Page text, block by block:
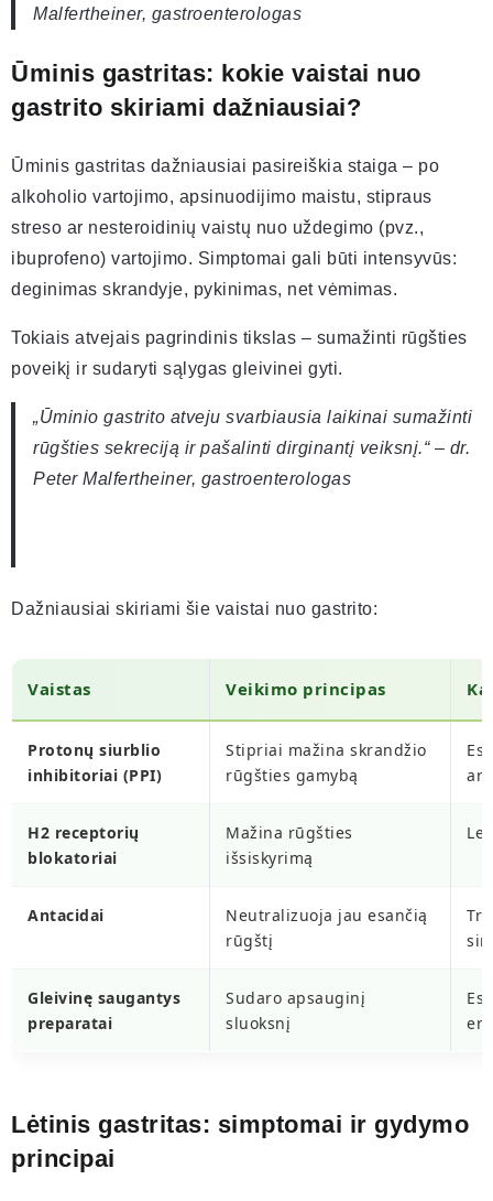
Malfertheiner, gastroenterologas
Ūminis gastritas: kokie vaistai nuo
gastrito skiriami dažniausiai?
Ūminis gastritas dažniausiai pasireiškia staiga – po
alkoholio vartojimo, apsinuodijimo maistu, stipraus
streso ar nesteroidinių vaistų nuo uždegimo (pvz.,
ibuprofeno) vartojimo. Simptomai gali būti intensyvūs:
deginimas skrandyje, pykinimas, net vėmimas.
Tokiais atvejais pagrindinis tikslas – sumažinti rūgšties
poveikį ir sudaryti sąlygas gleivinei gyti.
„Ūminio gastrito atveju svarbiausia laikinai sumažinti
rūgšties sekreciją ir pašalinti dirginantį veiksnį.“ – dr.
Peter Malfertheiner, gastroenterologas
Dažniausiai skiriami šie vaistai nuo gastrito:
Vaistas Veikimo principas
Protonų siurblio
inhibitoriai (PPI)
Stipriai mažina skrandžio
rūgšties gamybą
ar
H2 receptorių
blokatoriai
Mažina rūgšties
išsiskyrimą
Antacidai
Neutralizuoja jau esančią
rūgštį
Gleivinę saugantys
preparatai
Sudaro apsauginį
sluoksnį
Lėtinis gastritas: simptomai ir gydymo
principai